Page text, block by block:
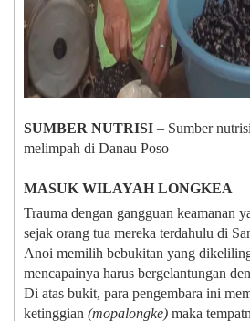
SUMBER NUTRISI – Sumber
melimpah di Danau Poso
MASUK WILAYAH LONGKEA
Trauma dengan gangguan keamanan
sejak orang tua mereka terdahulu di
Anoi memilih bebukitan yang
mencapainya harus bergelantungan
Di atas bukit, para pengembara ini
ketinggian (mopalongke) maka